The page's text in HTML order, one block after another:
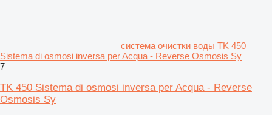
система очистки воды TK 450
Sistema di osmosi inversa per Acqua - Reverse Osmosis Sy
7
TK 450 Sistema di osmosi inversa per Acqua - Reverse
Osmosis Sy